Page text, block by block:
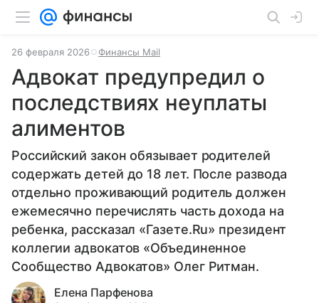
26 февраля 2026 Финансы Mail
Адвокат предупредил о
последствиях неуплаты
алиментов
Российский закон обязывает родителей
содержать детей до 18 лет. После развода
отдельно проживающий родитель должен
ежемесячно перечислять часть дохода на
ребенка, рассказал «Газете.Ru» президент
коллегии адвокатов «Объединенное
Сообщество Адвокатов» Олег Ритман.
Елена Парфенова